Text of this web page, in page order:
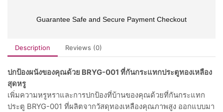
Guarantee Safe and Secure Payment Checkout
Description Reviews (0)
ปกป้องผนังของคุณด้วย BRYG-001 ที่กันกระแทกประตูทองเหลือง
สุดหรู
เพิ่มความหรูหราและการปกป้องที่บ้านของคุณด้วยที่กันกระแทก
ประตู BRYG-001 ที่ผลิตจากวัสดุทองเหลืองคุณภาพสูง ออกแบบมา